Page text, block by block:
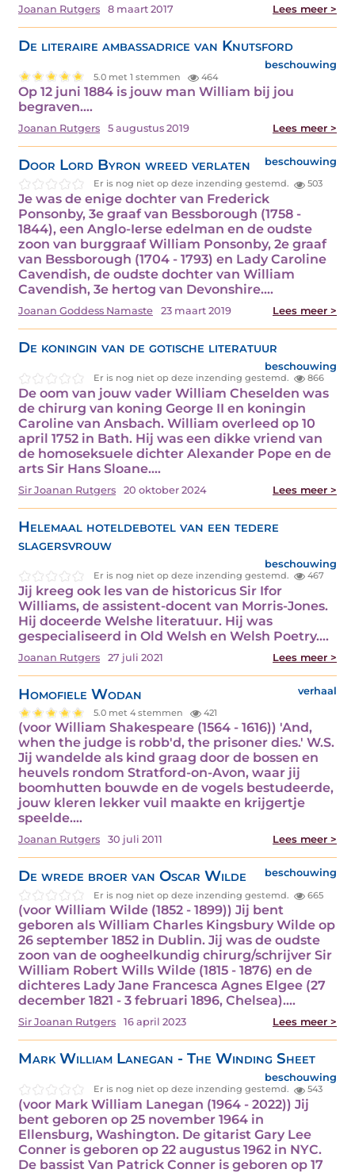
Joanan Rutgers 8 maart 2017 Lees meer >
De literaire ambassadrice van Knutsford
beschouwing
5.0 met 1 stemmen 464
Op 12 juni 1884 is jouw man William bij jou
begraven.…
Joanan Rutgers 5 augustus 2019 Lees meer >
Door Lord Byron wreed verlaten beschouwing
Er is nog niet op deze inzending gestemd. 503
Je was de enige dochter van Frederick
Ponsonby, 3e graaf van Bessborough (1758 -
1844), een Anglo-Ierse edelman en de oudste
zoon van burggraaf William Ponsonby, 2e graaf
van Bessborough (1704 - 1793) en Lady Caroline
Cavendish, de oudste dochter van William
Cavendish, 3e hertog van Devonshire.…
Joanan Goddess Namaste 23 maart 2019 Lees meer >
De koningin van de gotische literatuur
beschouwing
Er is nog niet op deze inzending gestemd. 866
De oom van jouw vader William Cheselden was
de chirurg van koning George II en koningin
Caroline van Ansbach. William overleed op 10
april 1752 in Bath. Hij was een dikke vriend van
de homoseksuele dichter Alexander Pope en de
arts Sir Hans Sloane.…
Sir Joanan Rutgers 20 oktober 2024 Lees meer >
Helemaal hoteldebotel van een tedere
slagersvrouw
beschouwing
Er is nog niet op deze inzending gestemd. 467
Jij kreeg ook les van de historicus Sir Ifor
Williams, de assistent-docent van Morris-Jones.
Hij doceerde Welshe literatuur. Hij was
gespecialiseerd in Old Welsh en Welsh Poetry.…
Joanan Rutgers 27 juli 2021 Lees meer >
Homofiele Wodan verhaal
5.0 met 4 stemmen 421
(voor William Shakespeare (1564 - 1616)) 'And,
when the judge is robb'd, the prisoner dies.' W.S.
Jij wandelde als kind graag door de bossen en
heuvels rondom Stratford-on-Avon, waar jij
boomhutten bouwde en de vogels bestudeerde,
jouw kleren lekker vuil maakte en krijgertje
speelde.…
Joanan Rutgers 30 juli 2011 Lees meer >
De wrede broer van Oscar Wilde beschouwing
Er is nog niet op deze inzending gestemd. 665
(voor William Wilde (1852 - 1899)) Jij bent
geboren als William Charles Kingsbury Wilde op
26 september 1852 in Dublin. Jij was de oudste
zoon van de oogheelkundig chirurg/schrijver Sir
William Robert Wills Wilde (1815 - 1876) en de
dichteres Lady Jane Francesca Agnes Elgee (27
december 1821 - 3 februari 1896, Chelsea).…
Sir Joanan Rutgers 16 april 2023 Lees meer >
Mark William Lanegan - The Winding Sheet
beschouwing
Er is nog niet op deze inzending gestemd. 543
(voor Mark William Lanegan (1964 - 2022)) Jij
bent geboren op 25 november 1964 in
Ellensburg, Washington. De gitarist Gary Lee
Conner is geboren op 22 augustus 1962 in NYC.
De bassist Van Patrick Conner is geboren op 17